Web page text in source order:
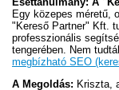
Egy közepes méretű,
"Kereső Partner" Kft.
professzionális
tengerében. Nem
megbízható SEO
A Megoldás: Kriszta,